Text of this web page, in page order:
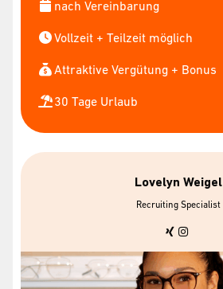
nach Vereinbarung
Vollzeit + Teilzeit möglich
Attraktive Vergütung + Bonus
30 Tage Urlaub
Lovelyn Weigel
Recruiting Specialist